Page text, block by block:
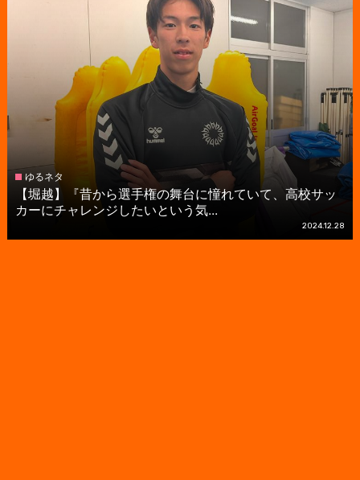
ゆるネタ
【堀越】『昔から選手権の舞台に憧れていて、高校サッ
カーにチャレンジしたいという気...
2024.12.28